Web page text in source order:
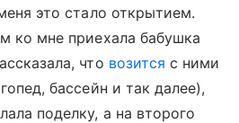
это стало открытием.
ко мне приехала бабушка
что возится с ними
бассейн и так далее),
поделку, а на второго